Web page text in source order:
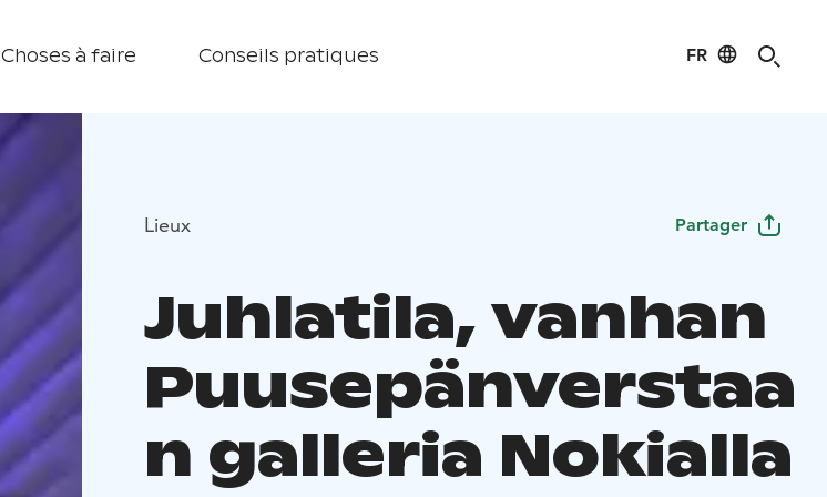
Choses à faire Conseils pratiques FR
Lieux Partager
Juhlatila, vanhan
Puusepänverstaa
n galleria Nokialla